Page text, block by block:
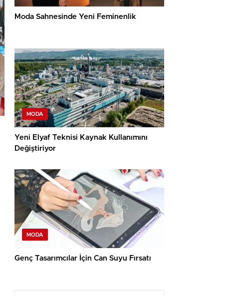
Moda Sahnesinde Yeni Feminenlik
MODA
Yeni Elyaf Teknisi Kaynak Kullanımını
Değiştiriyor
MODA
Genç Tasarımcılar İçin Can Suyu Fırsatı